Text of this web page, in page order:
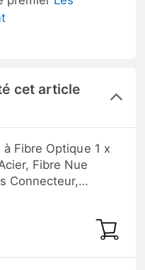
cet article
à Fibre Optique 1 x
Fibre Nue
Connecteur,